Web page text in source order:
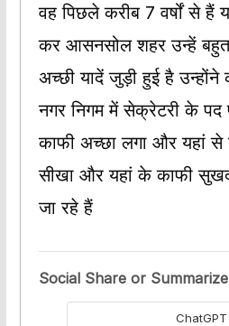
वह पिछले करीब 7 वर्षों से हैं
कर आसनसोल शहर उन्हें बहुत
अच्छी यादें जुड़ी हुई है
नगर निगम में सेक्रेटरी के पद
काफी अच्छा लगा और यहां से
सीखा और यहां के काफी
जा रहे हैं
Social Share or
ChatGPT